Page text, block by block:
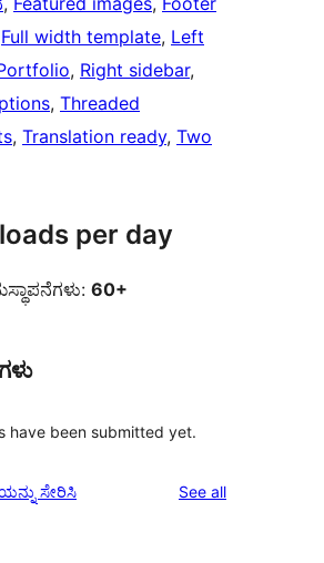
Full width template, Left
, Right sidebar
, Threaded
, Translation ready, Two
per day
60+
have been submitted yet.
ಸೇರಿಸಿ See allreviews